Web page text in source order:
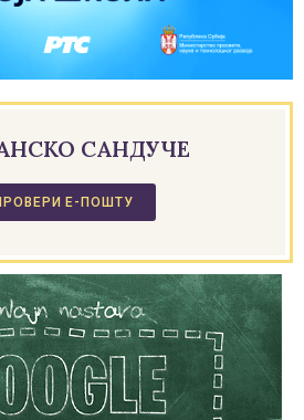
САНДУЧЕ
Е-ПОШТУ